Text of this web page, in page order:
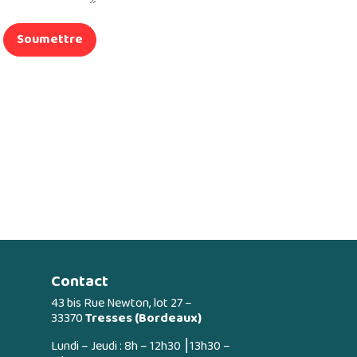
Soumettre
Contact
43 bis Rue Newton, lot 27 –
33370Tresses (Bordeaux)
Lundi – Jeudi : 8h – 12h30 ⎮13h30 –